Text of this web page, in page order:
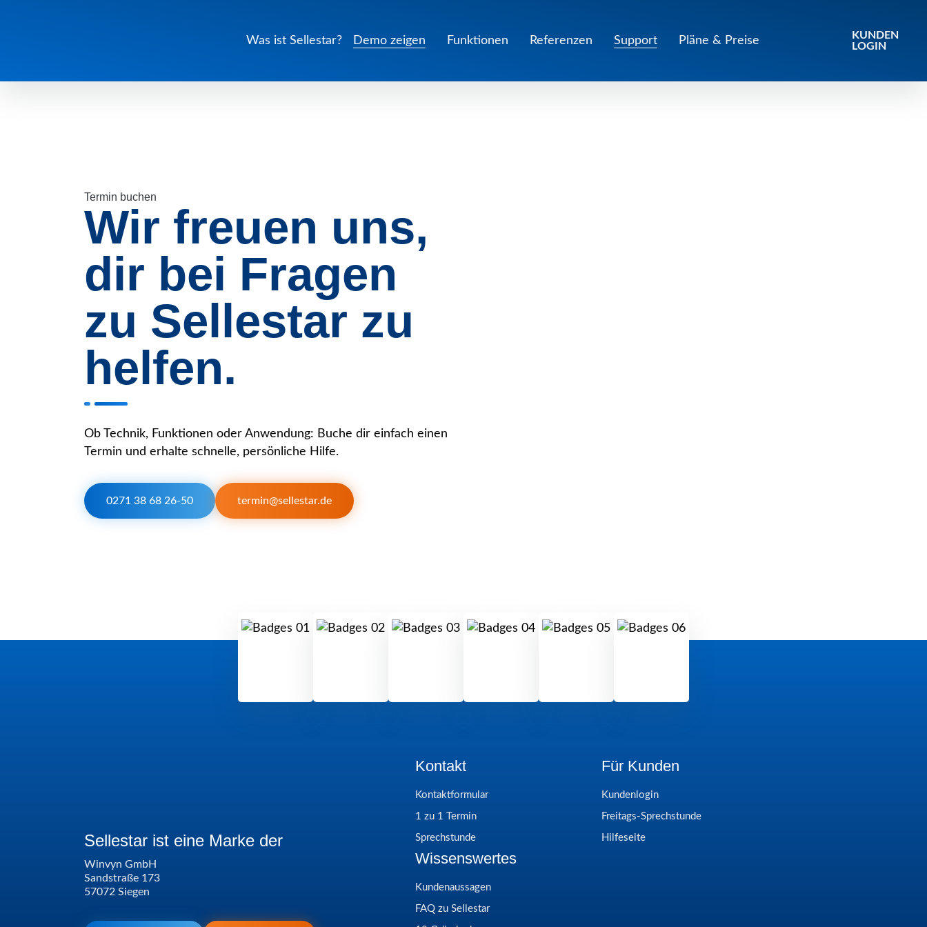
Was ist Sellestar? Demo zeigen Funktionen Referenzen Support Pläne & Preise
KUNDEN
LOGIN
Termin buchen
Wir freuen uns,
dir bei Fragen
zu Sellestar zu
helfen.
Ob Technik, Funktionen oder Anwendung: Buche dir einfach einen
Termin und erhalte schnelle, persönliche Hilfe.
0271 38 68 26-50 termin@sellestar.de
Sellestar ist eine Marke der
Winvyn GmbH
Sandstraße 173
57072 Siegen
Kontakt
Kontaktformular
1 zu 1 Termin
Sprechstunde
Für Kunden
Kundenlogin
Freitags-Sprechstunde
Hilfeseite
Wissenswertes
Kundenaussagen
FAQ zu Sellestar